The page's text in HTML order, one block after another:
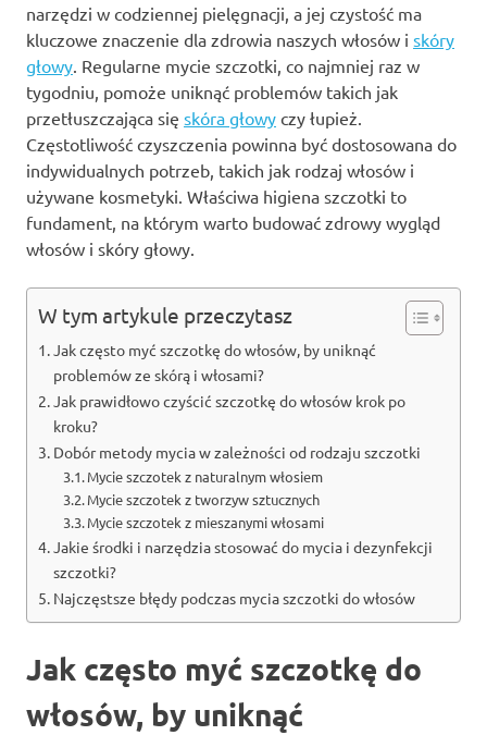
narzędzi w codziennej pielęgnacji, a jej czystość ma
kluczowe znaczenie dla zdrowia naszych włosów i skóry
głowy. Regularne mycie szczotki, co najmniej raz w
tygodniu, pomoże uniknąć problemów takich jak
przetłuszczająca się skóra głowy czy łupież.
Częstotliwość czyszczenia powinna być dostosowana do
indywidualnych potrzeb, takich jak rodzaj włosów i
używane kosmetyki. Właściwa higiena szczotki to
fundament, na którym warto budować zdrowy wygląd
włosów i skóry głowy.
W tym artykule przeczytasz
Jak często myć szczotkę do włosów, by uniknąć
problemów ze skórą i włosami?
Jak prawidłowo czyścić szczotkę do włosów krok po
kroku?
Dobór metody mycia w zależności od rodzaju szczotki
Mycie szczotek z naturalnym włosiem
Mycie szczotek z tworzyw sztucznych
Mycie szczotek z mieszanymi włosami
Jakie środki i narzędzia stosować do mycia i dezynfekcji
szczotki?
Najczęstsze błędy podczas mycia szczotki do włosów
Jak często myć szczotkę do
włosów, by uniknąć